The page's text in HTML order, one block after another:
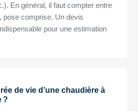
En général, il faut compter entre
pose comprise. Un devis
pour une estimation
de vie d’une chaudière à
?